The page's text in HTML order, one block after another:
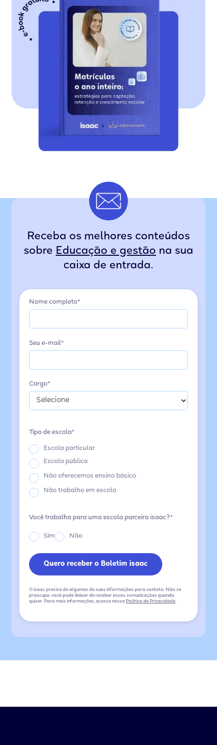
Receba os melhores conteúdos
sobre Educação e gestão na sua
caixa de entrada.
Nome completo*
Seu e-mail*
Cargo*
Tipo de escola*
Escola particular
Escola pública
Não oferecemos ensino básico
Não trabalho em escola
Você trabalha para uma escola parceira isaac?*
Sim Não
O isaac precisa de algumas de suas informações para contato. Não se
preocupe, você pode deixar de receber essas comunicações quando
quiser. Para mais informações, acesse nossa Política de Privacidade.